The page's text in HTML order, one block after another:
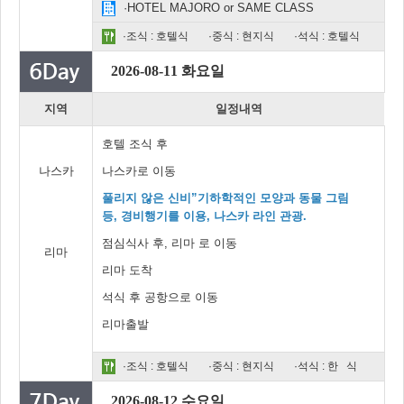
·HOTEL MAJORO or SAME CLASS
·조식 : 호텔식 ·중식 : 현지식 ·석식 : 호텔식
2026-08-11 화요일
지역 일정내역
나스카
리마
호텔 조식 후
나스카로 이동
풀리지 않은 신비”기하학적인 모양과 동물 그림
등, 경비행기를 이용, 나스카 라인 관광.
점심식사 후, 리마 로 이동
리마 도착
석식 후 공항으로 이동
리마출발
·조식 : 호텔식 ·중식 : 현지식 ·석식 : 한 식
2026-08-12 수요일